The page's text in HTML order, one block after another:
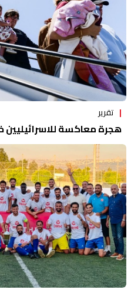
تقرير
هجرة معاكسة للاسرائيليين